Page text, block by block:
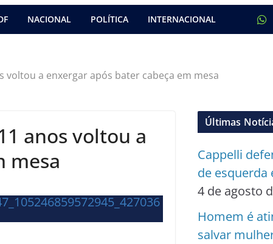
NACIONAL POLÍTICA INTERNACIONAL
voltou a enxergar após bater cabeça em mesa
anos voltou a
mesa
Últimas
Cappelli
de esquerda
4 de agosto
Homem é
salvar